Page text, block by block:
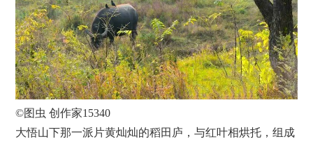
©图虫 创作家15340
大悟山下那一派片黄灿灿的稻田庐，与红叶相烘托，组成